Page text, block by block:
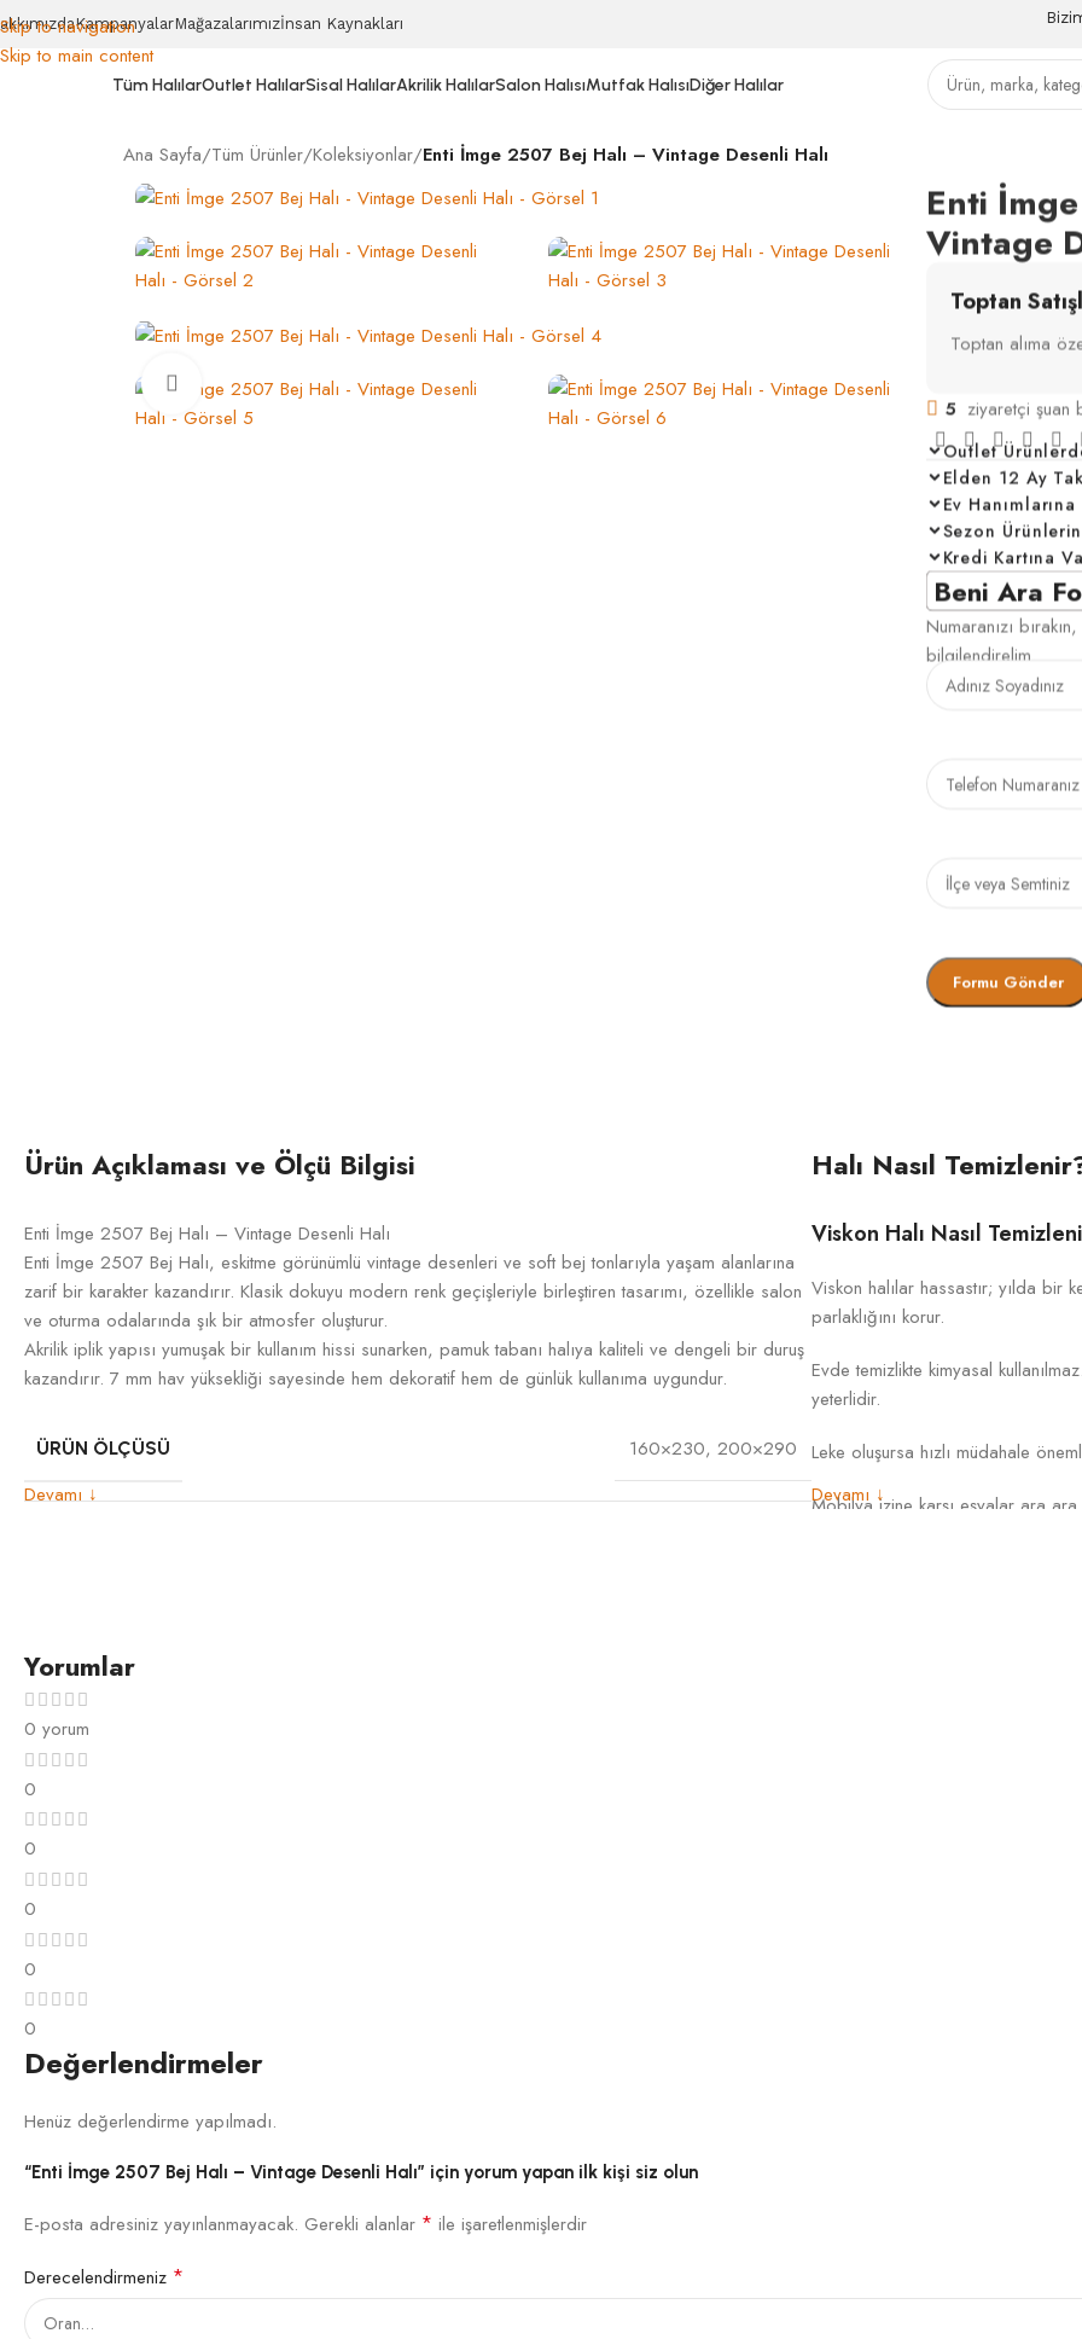
Skip to navigation
Skip to main content
KampanyalarMağazalarımızİnsan Kaynakları
Tüm HalılarOutlet HalılarSisal HalılarAkrilik HalılarSalon HalısıMutfak HalısıDiğer Halılar
Ana Sayfa/Tüm Ürünler/Koleksiyonlar/Enti İmge 2507 Bej Halı – Vintage Desenli Halı
Click to enlarge
Enti
Vintage
Toptan
Toptan alıma
5 ziyaretçi şuan
Outlet
Elden 12 Ay
Ev
Sezon
Kredi Kartına
Beni Ara
Numaranızı
bilgilendirelim.
Ürün Açıklaması ve Ölçü Bilgisi
Enti İmge 2507 Bej Halı – Vintage Desenli Halı
Enti İmge 2507 Bej Halı, eskitme görünümlü vintage desenleri ve soft bej tonlarıyla yaşam alanlarına
zarif bir karakter kazandırır. Klasik dokuyu modern renk geçişleriyle birleştiren tasarımı, özellikle salon
ve oturma odalarında şık bir atmosfer oluşturur.
Akrilik iplik yapısı yumuşak bir kullanım hissi sunarken, pamuk tabanı halıya kaliteli ve dengeli bir duruş
kazandırır. 7 mm hav yüksekliği sayesinde hem dekoratif hem de günlük kullanıma uygundur.
ÜRÜN ÖLÇÜSÜ 160×230, 200×290
Devamı ↓
Halı Nasıl
Viskon Halı Nasıl
Viskon halılar hassastır; yılda bir
parlaklığını korur.
Evde temizlikte kimyasal
yeterlidir.
Leke oluşursa hızlı müdahale
Mobilya izine karşı eşyalar ara
Devamı ↓
Yorumlar
0 yorum
0
0
0
0
0
Değerlendirmeler
Henüz değerlendirme yapılmadı.
“Enti İmge 2507 Bej Halı – Vintage Desenli Halı” için yorum yapan ilk kişi siz olun
E-posta adresiniz yayınlanmayacak. Gerekli alanlar * ile işaretlenmişlerdir
Derecelendirmeniz *